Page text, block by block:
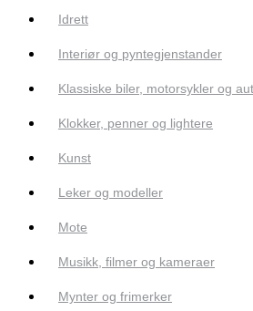
Idrett
Interiør og pyntegjenstander
Klassiske biler, motorsykler og
Klokker, penner og lightere
Kunst
Leker og modeller
Mote
Musikk, filmer og kameraer
Mynter og frimerker